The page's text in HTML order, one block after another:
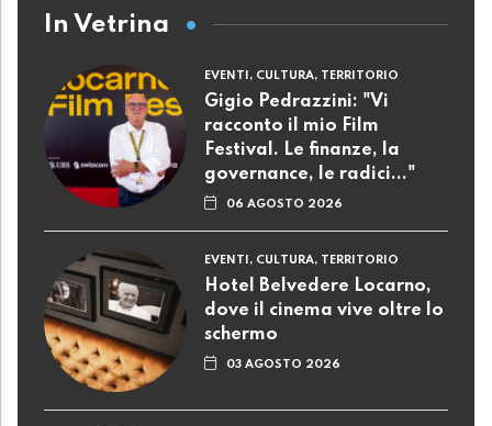
In Vetrina
EVENTI, CULTURA, TERRITORIO
Gigio Pedrazzini: "Vi
racconto il mio Film
Festival. Le finanze, la
governance, le radici..."
06 AGOSTO 2026
EVENTI, CULTURA, TERRITORIO
Hotel Belvedere Locarno,
dove il cinema vive oltre lo
schermo
03 AGOSTO 2026